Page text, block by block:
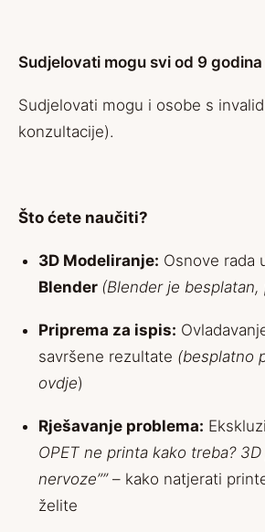
Sudjelovati mogu svi od 9
Sudjelovati mogu i osobe s
konzultacije).
Što ćete naučiti?
3D Modeliranje: Osnove rada
Blender (Blender je
Priprema za ispis:
savršene rezultate (besplatno
ovdje)
Rješavanje problema:
OPET ne printa kako treba?
nervoze””– kako natjerati
želite